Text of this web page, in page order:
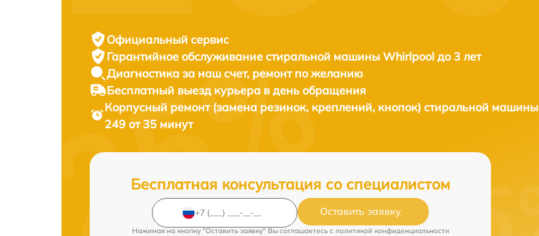
Официальный сервис
Гарантийное обслуживание стиральной машины Whirlpool до 3 лет
Диагностика за наш счет, ремонт по желанию
Бесплатный выезд курьера в день обращения
Корпусный ремонт (замена резинок, креплений, кнопок) стиральной машины
249 от 35 минут
Бесплатная консультация со специалистом
Оставить заявку
Нажимая на кнопку "Оставить заявку" Вы соглашаетесь c политикой конфиденциальности